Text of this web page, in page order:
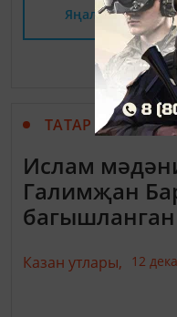
Яңалыклар
ТАТАР
Ислам
Галимҗан
Казан утлары, 12